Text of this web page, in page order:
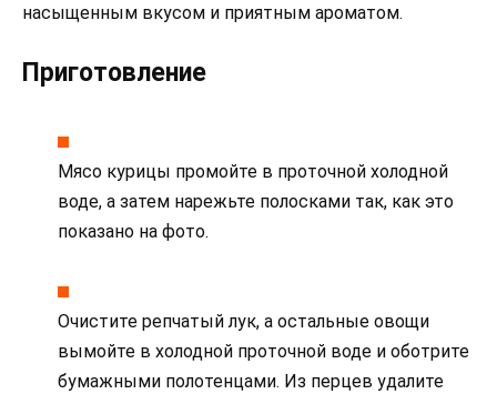
насыщенным вкусом и приятным ароматом.
Приготовление
Мясо курицы промойте в проточной холодной
воде, а затем нарежьте полосками так, как это
показано на фото.
Очистите репчатый лук, а остальные овощи
вымойте в холодной проточной воде и оботрите
бумажными полотенцами. Из перцев удалите